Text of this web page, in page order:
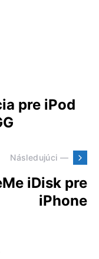
pre iPod
Následujúci —
iDisk pre
iPhone